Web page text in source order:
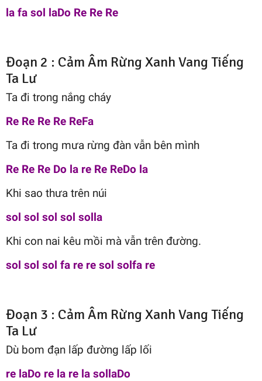
la fa sol laDo Re Re Re
Đoạn 2 : Cảm Âm Rừng Xanh Vang Tiếng
Ta Lư
Ta đi trong nắng cháy
Re Re Re Re ReFa
Ta đi trong mưa rừng đàn vẫn bên mình
Re Re Re Do la re Re ReDo la
Khi sao thưa trên núi
sol sol sol sol solla
Khi con nai kêu mồi mà vẫn trên đường.
sol sol sol fa re re sol solfa re
Đoạn 3 : Cảm Âm Rừng Xanh Vang Tiếng
Ta Lư
Dù bom đạn lấp đường lấp lối
re laDo re la re la sollaDo